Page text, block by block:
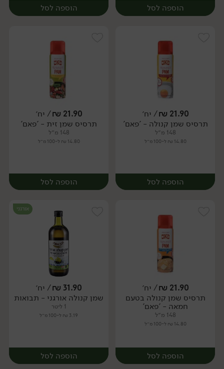
הוספה לסל
יח׳
הוספה לסל
יח׳
21.90
₪/ יח׳
תרסיס שמן קנולה - 'פאם'
148 מ״ל
14.80 ₪ ל-100 מ״ל
הוספה לסל
יח׳
21.90
₪/ יח׳
תרסיס שמן זית - 'פאם'
148 מ״ל
14.80 ₪ ל-100 מ״ל
הוספה לסל
יח׳
21.90
₪/ יח׳
תרסיס שמן קנולה בטעם
חמאה - 'פאם'
148 מ״ל
14.80 ₪ ל-100 מ״ל
הוספה לסל
אורגני
31.90
₪/ יח׳
שמן קנולה אורגני - תבואות
1 ליטר
3.19 ₪ ל-100 מ״ל
הוספה לסל